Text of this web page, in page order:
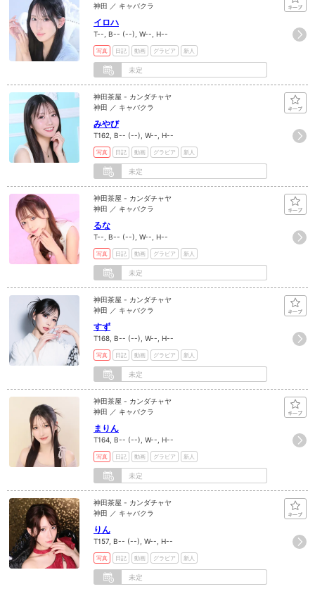
神田 ／ キャバクラ
イロハ
T--, B-- (--), W--, H--
写真 日記 動画 グラビア 新人
未定
神田茶屋 - カンダチャヤ
神田 ／ キャバクラ
みやび
T162, B-- (--), W--, H--
写真 日記 動画 グラビア 新人
未定
神田茶屋 - カンダチャヤ
神田 ／ キャバクラ
るな
T--, B-- (--), W--, H--
写真 日記 動画 グラビア 新人
未定
神田茶屋 - カンダチャヤ
神田 ／ キャバクラ
すず
T168, B-- (--), W--, H--
写真 日記 動画 グラビア 新人
未定
神田茶屋 - カンダチャヤ
神田 ／ キャバクラ
まりん
T164, B-- (--), W--, H--
写真 日記 動画 グラビア 新人
未定
神田茶屋 - カンダチャヤ
神田 ／ キャバクラ
りん
T157, B-- (--), W--, H--
写真 日記 動画 グラビア 新人
未定